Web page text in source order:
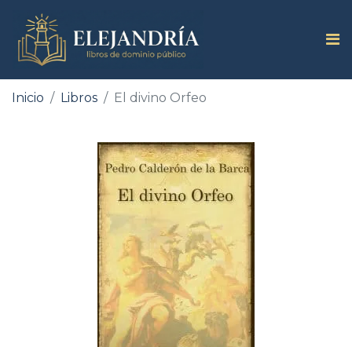
Inicio Libros El divino Orfeo